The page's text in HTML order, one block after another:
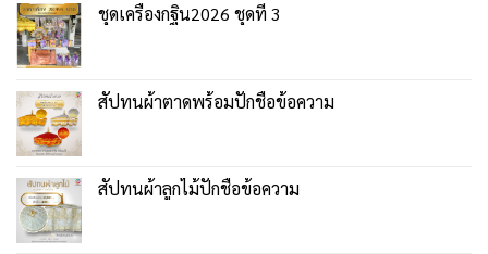
ชุดเครื่องกฐิน2026 ชุดที่ 3
สัปทนผ้าตาดพร้อมปักชื่อข้อความ
สัปทนผ้าลูกไม้ปักชื่อข้อความ